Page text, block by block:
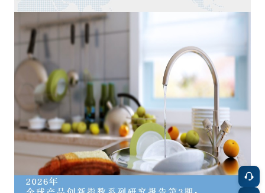
智能家居
公共服务 食品与饮料
科技、媒体和通信 金融科技
地产与物业 矿业冶炼
媒体报道
媒体服务
关于我们
公司介绍
中国管理团队
表现与影响
加入我们
EN